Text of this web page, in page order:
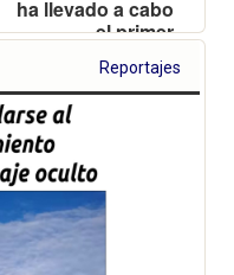
ha llevado a cabo
el primer
experimento
controlado de
fusión que ha
producido más
energía que la
energía utilizada
para producirla
Reportajes